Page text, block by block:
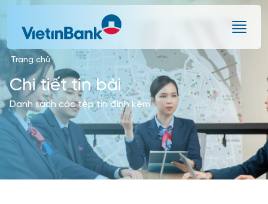
Trang chủ
Chi tiết tin bài
Danh sách các tệp tin đính kèm